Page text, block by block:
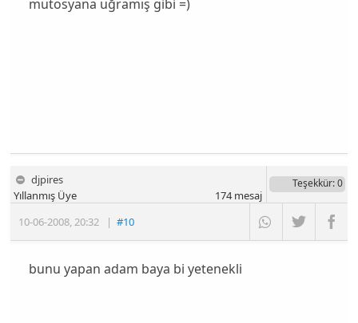
mutosyana uğramış gibi =)
djpires
10-06-2008,20:32 |#10
Yıllanmış Üye
Teşekkür: 0
174mesaj
bunu yapan adam baya bi yetenekli